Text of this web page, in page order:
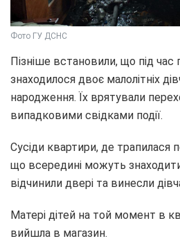
Фото ГУ ДСНС
Пізніше встановили, що під час
знаходилося двоє малолітніх
народження. Їх врятували
випадковими свідками події.
Сусіди квартири, де трапилася
що всередині можуть
відчинили двері та винесли
Матері дітей на той момент в
вийшла в магазин.